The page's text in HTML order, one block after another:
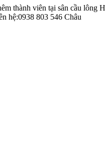
thành viên tại sân cầu
hệ:0938 803 546 Châu